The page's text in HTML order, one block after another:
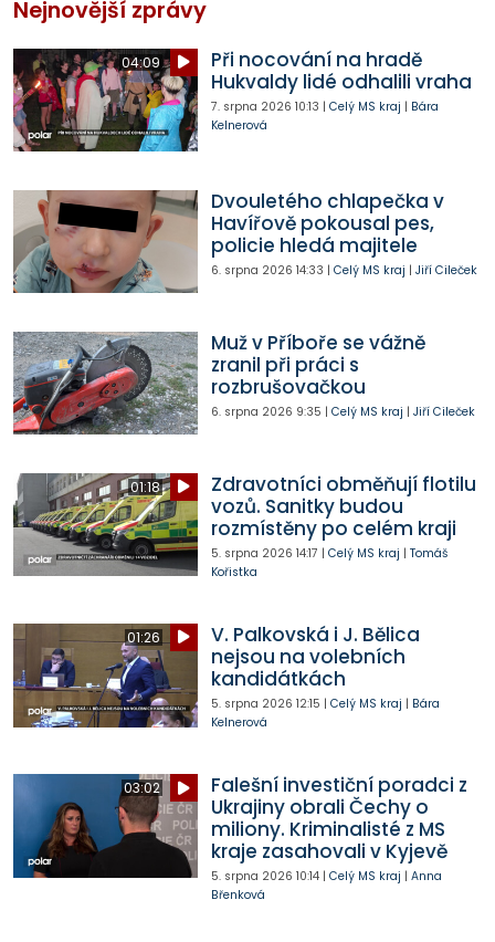
Nejnovější zprávy
04:09
Při nocování na hradě
Hukvaldy lidé odhalili vraha
7. srpna 2026 10:13 | Celý MS kraj | Bára
Kelnerová
Dvouletého chlapečka v
Havířově pokousal pes,
policie hledá majitele
6. srpna 2026 14:33 | Celý MS kraj | Jiří Cileček
Muž v Příboře se vážně
zranil při práci s
rozbrušovačkou
6. srpna 2026 9:35 | Celý MS kraj | Jiří Cileček
01:18
Zdravotníci obměňují flotilu
vozů. Sanitky budou
rozmístěny po celém kraji
5. srpna 2026 14:17 | Celý MS kraj | Tomáš
Kořistka
01:26
V. Palkovská i J. Bělica
nejsou na volebních
kandidátkách
5. srpna 2026 12:15 | Celý MS kraj | Bára
Kelnerová
03:02
Falešní investiční poradci z
Ukrajiny obrali Čechy o
miliony. Kriminalisté z MS
kraje zasahovali v Kyjevě
5. srpna 2026 10:14| Celý MS kraj | Anna
Břenková